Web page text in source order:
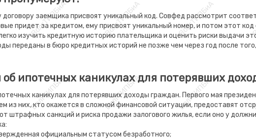
заемщика присвоят уникальный код. Совфед рассмотрит
придет за кредитом, ему присвоят уникальный номер, и потом этот
изучить кредитную историю плательщика и оценить риски выдачи
переданы в бюро кредитных историй не позже чем через год после
ипотечных каникулах для потерявших
каникулах для потерявших доходы граждан. Первого мая
из них, кто окажется в сложной финансовой ситуации, предоставят
штрафных санкций и риска продажи залогового жилья, если оно у
официальным статусом безработного;